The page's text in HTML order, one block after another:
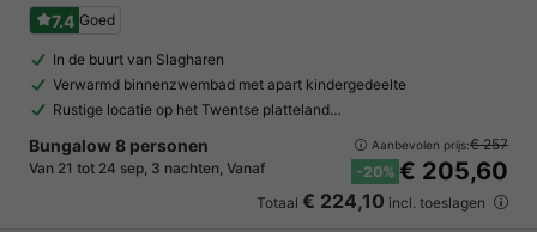
7.4 Goed
In de buurt van Slagharen
Verwarmd binnenzwembad met apart kindergedeelte
Rustige locatie op het Twentse platteland…
Bungalow 8 personen
Van 21 tot 24 sep, 3 nachten, Vanaf
Aanbevolen prijs:€ 257
-20% € 205,60
Totaal € 224,10 incl. toeslagen